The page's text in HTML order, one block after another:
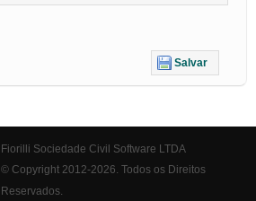
Salvar
Fiorilli Sociedade Civil Software LTDA
© Copyright 2012-2026. Todos os Direitos
Reservados.